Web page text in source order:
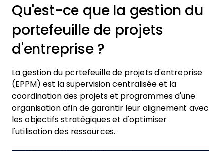
Qu'est-ce que la gestion du
portefeuille de projets
d'entreprise ?
La gestion du portefeuille de projets d'entreprise
(EPPM) est la supervision centralisée et la
coordination des projets et programmes d'une
organisation afin de garantir leur alignement avec
les objectifs stratégiques et d'optimiser
l'utilisation des ressources.